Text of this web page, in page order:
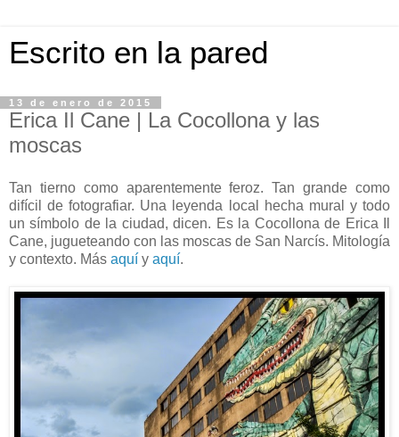
Escrito en la pared
13 de enero de 2015
Erica Il Cane | La Cocollona y las
moscas
Tan tierno como aparentemente feroz. Tan grande como
difícil de fotografiar. Una leyenda local hecha mural y todo
un símbolo de la ciudad, dicen. Es la Cocollona de Erica Il
Cane, jugueteando con las moscas de San Narcís. Mitología
y contexto. Más aquí y aquí.